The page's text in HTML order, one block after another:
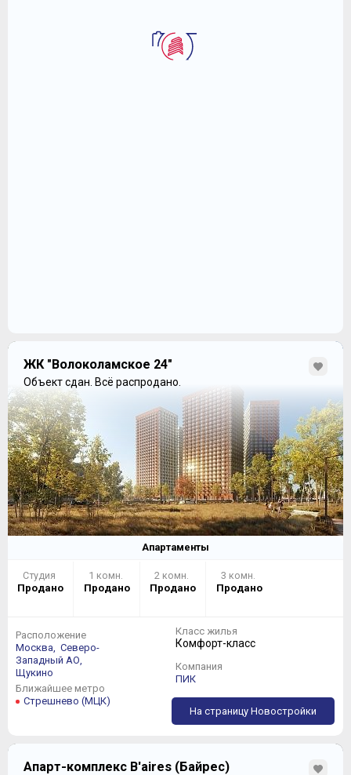
ЖК "Волоколамское 24"
Объект сдан. Всё распродано.
Апартаменты
Студия
Продано
1 комн.
Продано
2 комн.
Продано
3 комн.
Продано
Расположение
Москва, Северо-
Западный АО,
Щукино
Ближайшее метро
Стрешнево (МЦК)
Класс жилья
Комфорт-класс
Компания
ПИК
На страницу Новостройки
Апарт-комплекс B'aires (Байрес)